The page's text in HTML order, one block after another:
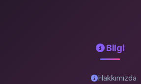
Bilgi
Hakkımızda